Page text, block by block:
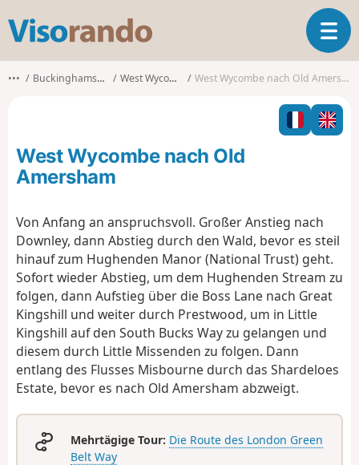
s
o
o
T
o
l
e
n
t
i
o
n
••• Buckinghamshire West Wycombe West Wycombe nach Old Amersham
West Wycombe nach Old
Amersham
Von Anfang an anspruchsvoll. Großer Anstieg nach
Downley, dann Abstieg durch den Wald, bevor es steil
hinauf zum Hughenden Manor (National Trust) geht.
Sofort wieder Abstieg, um dem Hughenden Stream zu
folgen, dann Aufstieg über die Boss Lane nach Great
Kingshill und weiter durch Prestwood, um in Little
Kingshill auf den South Bucks Way zu gelangen und
diesem durch Little Missenden zu folgen. Dann
entlang des Flusses Misbourne durch das Shardeloes
Estate, bevor es nach Old Amersham abzweigt.
Mehrtägige Tour: Die Route des London Green
Belt Way